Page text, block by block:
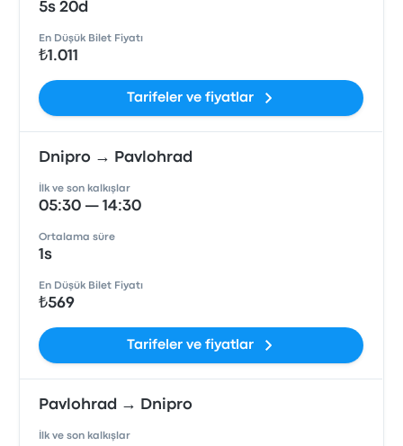
5s 20d
En Düşük Bilet Fiyatı
₺1.011
Tarifeler ve fiyatlar
Dnipro → Pavlohrad
İlk ve son kalkışlar
05:30 — 14:30
Ortalama süre
1s
En Düşük Bilet Fiyatı
₺569
Tarifeler ve fiyatlar
Pavlohrad → Dnipro
İlk ve son kalkışlar